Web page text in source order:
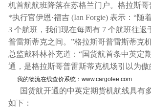
机首航航班降落在苏格兰门户。格拉斯
*执行官伊恩·福吉 (Ian Forgie) 表示：“随
3 个航班，我们现在每周有 7 个航班往返
普雷斯蒂克之间。”格拉斯哥普雷斯蒂克
总监戴科林补充道：“国货航首条中英定
通，是格拉斯哥普雷斯蒂克机场引以为傲
我的物流在线查价系统：www.cargofee.com
国货航开通的中英定期货机航线具有
如下：